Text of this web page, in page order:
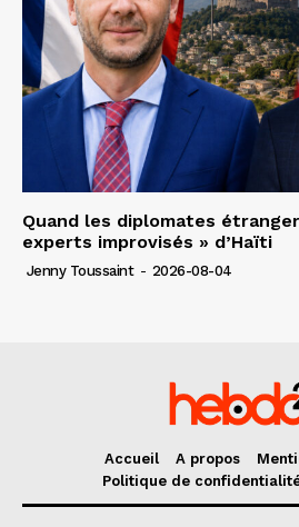
Quand les diplomates
experts improvisés » d’Haïti
Jenny Toussaint - 2026-08-04
Accueil A propos
Politique de